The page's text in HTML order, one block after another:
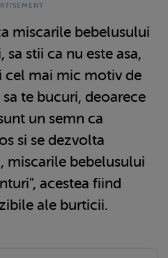
miscarile bebelusului
stii ca nu este asa,
cel mai mic motiv de
te bucuri, deoarece
un semn ca
si se dezvolta
miscarile bebelusului
acestea fiind
ale burticii.